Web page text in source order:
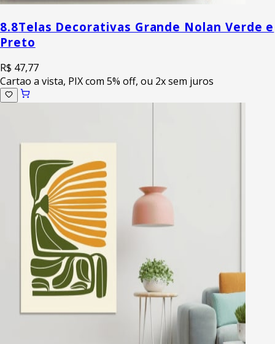
8.8Telas Decorativas Grande Nolan Verde e
Preto
R$ 47,77
Cartao a vista, PIX com 5% off, ou 2x sem juros